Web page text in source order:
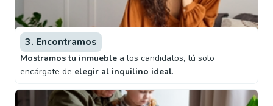
3. Encontramos
Mostramos tu inmueble a los candidatos, tú solo
encárgate de elegir al inquilino ideal.